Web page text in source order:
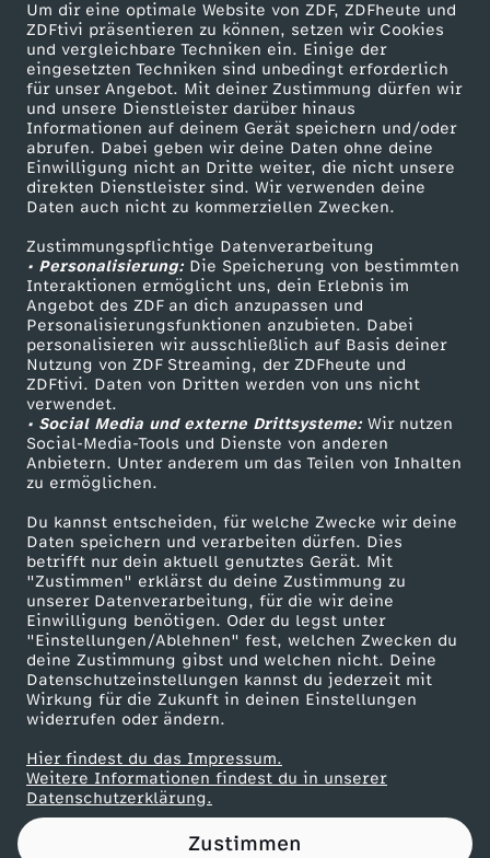
Um dir eine optimale Website von ZDF, ZDFheute und
ZDFtivi präsentieren zu können, setzen wir Cookies
und vergleichbare Techniken ein. Einige der
eingesetzten Techniken sind unbedingt erforderlich
für unser Angebot. Mit deiner Zustimmung dürfen wir
und unsere Dienstleister darüber hinaus
Informationen auf deinem Gerät speichern und/oder
abrufen. Dabei geben wir deine Daten ohne deine
Einwilligung nicht an Dritte weiter, die nicht unsere
direkten Dienstleister sind. Wir verwenden deine
Daten auch nicht zu kommerziellen Zwecken.
Zustimmungspflichtige Datenverarbeitung
• Personalisierung:Die Speicherung von bestimmten
Interaktionen ermöglicht uns, dein Erlebnis im
Angebot des ZDF an dich anzupassen und
Personalisierungsfunktionen anzubieten. Dabei
personalisieren wir ausschließlich auf Basis deiner
Nutzung von ZDF Streaming, der ZDFheute und
ZDFtivi. Daten von Dritten werden von uns nicht
verwendet.
• Social Media und externe Drittsysteme:Wir nutzen
Social-Media-Tools und Dienste von anderen
Anbietern. Unter anderem um das Teilen von Inhalten
zu ermöglichen.
Du kannst entscheiden, für welche Zwecke wir deine
Daten speichern und verarbeiten dürfen. Dies
betrifft nur dein aktuell genutztes Gerät. Mit
"Zustimmen" erklärst du deine Zustimmung zu
unserer Datenverarbeitung, für die wir deine
Einwilligung benötigen. Oder du legst unter
"Einstellungen/Ablehnen" fest, welchen Zwecken du
deine Zustimmung gibst und welchen nicht. Deine
Datenschutzeinstellungen kannst du jederzeit mit
Wirkung für die Zukunft in deinen Einstellungen
widerrufen oder ändern.
Hier findest du das Impressum.
Weitere Informationen findest du in unserer
Datenschutzerklärung.
Zustimmen
d
T
h
e
r
a
p
i
e
Mehr ZDF
ZDF-Apps
Smart TV
ZDFtext
Livestreams
Sendungen A-Z
TV-Programm
Service
ZDFmitreden
Kontakt zum ZDF
Tickets
Zuschauerservice
Hilfe
ZDF Unternehmen
Karriere
ZDF goes Schule
Werbefernsehen
Mainzelmännchen
Partner